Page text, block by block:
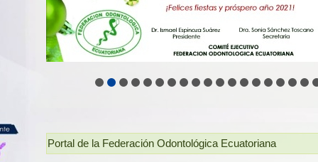
Portal de la Federación Odontológica Ecuatoriana